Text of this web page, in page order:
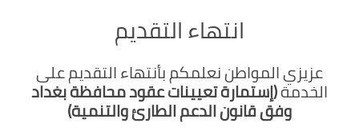
انتهاء التقديم
عزيزي المواطن نعلمكم بأنتهاء التقديم على
الخدمة(إستمارة تعيينات عقود محافظة بغداد
وفق قانون الدعم الطارئ والتنمية)